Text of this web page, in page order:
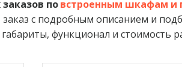
по встроенным шкафам и
с подробным описанием и
функционал и стоимость